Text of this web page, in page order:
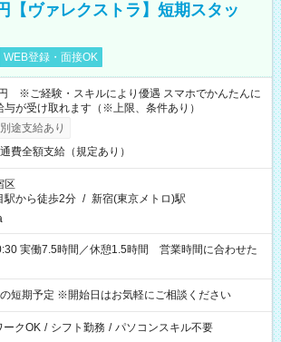
【ヴァレクストラ】短期スタッ
WEB登録・面接OK
※ご経験・スキルにより優遇 スマホでかんたんに
与が受け取れます（※上限、条件あり）
途支給あり
費全額支給（規定あり）
区
駅から徒歩2分 / 新宿(東京メトロ)駅
間に合わせた
短期予定 ※開始日はお気軽にご相談ください
ークOK / シフト勤務 / パソコンスキル不要